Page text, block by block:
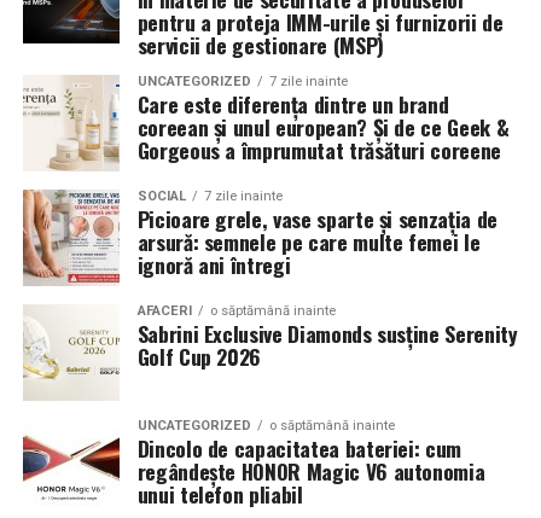
importantă a momentelor speciale din Maramureș,
combinând experiența organizatorică cu capacitatea de
a transforma fiecare eveniment într-o amintire
deosebită pentru participanți.
accentua liniile caroseriei si poate oferi un look
echilibrat, in timp ce o alegere gresita poate strica
proportiile, chiar daca restul masinii este bine realizat.
Anvelopele ca element vizual la show-uri auto
La evenimentele auto din Cluj, anvelopele nu sunt doar
componente functionale, ci si elemente vizuale. Publicul
si fotografii surprind adesea detalii precum modul in
care roata umple aripa, distanta fata de caroserie si
aspectul general al ansamblului roata-janta.
Anvelopele curate, cu dimensiuni corecte si uzura
masini de show. In multe cazuri, acestea completeaza
jantele si intaresc conceptul ales de proprietar, fie ca
vorbim despre un stil elegant, sportiv sau minimalist.
pentru a proteja IMM-urile și furnizorii de
servicii de gestionare (MSP)
UNCATEGORIZED 7 zile inainte
Care este diferența dintre un brand
coreean și unul european? Și de ce Geek &
Gorgeous a împrumutat trăsături coreene
SOCIAL 7 zile inainte
Picioare grele, vase sparte și senzația de
arsură: semnele pe care multe femei le
ignoră ani întregi
AFACERI o săptămână inainte
Sabrini Exclusive Diamonds susține Serenity
Golf Cup 2026
UNCATEGORIZED o săptămână inainte
Dincolo de capacitatea bateriei: cum
regândește HONOR Magic V6 autonomia
unui telefon pliabil